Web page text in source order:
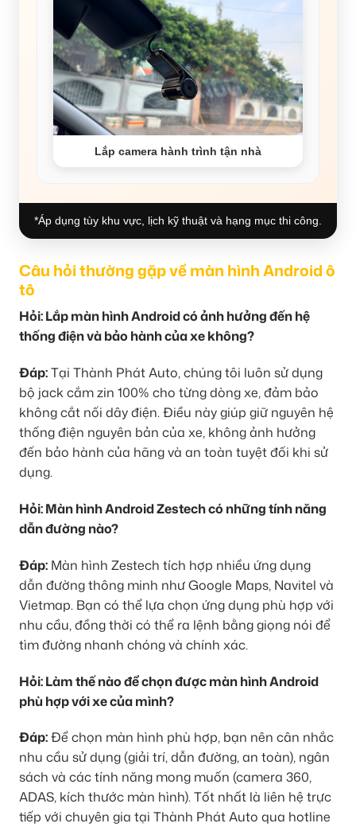
Lắp camera hành trình tận nhà
*Áp dụng tùy khu vực, lịch kỹ thuật và hạng mục thi công.
Câu hỏi thường gặp về màn hình Android ô
tô
Hỏi: Lắp màn hình Android có ảnh hưởng đến hệ
thống điện và bảo hành của xe không?
Đáp:Tại Thành Phát Auto, chúng tôi luôn sử dụng
bộ jack cắm zin 100% cho từng dòng xe, đảm bảo
không cắt nối dây điện. Điều này giúp giữ nguyên hệ
thống điện nguyên bản của xe, không ảnh hưởng
đến bảo hành của hãng và an toàn tuyệt đối khi sử
dụng.
Hỏi: Màn hình Android Zestech có những tính năng
dẫn đường nào?
Đáp: Màn hình Zestech tích hợp nhiều ứng dụng
dẫn đường thông minh như Google Maps, Navitel và
Vietmap. Bạn có thể lựa chọn ứng dụng phù hợp với
nhu cầu, đồng thời có thể ra lệnh bằng giọng nói để
tìm đường nhanh chóng và chính xác.
Hỏi: Làm thế nào để chọn được màn hình Android
phù hợp với xe của mình?
Đáp:Để chọn màn hình phù hợp, bạn nên cân nhắc
nhu cầu sử dụng (giải trí, dẫn đường, an toàn), ngân
sách và các tính năng mong muốn (camera 360,
ADAS, kích thước màn hình). Tốt nhất là liên hệ trực
tiếp với chuyên gia tại Thành Phát Auto qua hotline